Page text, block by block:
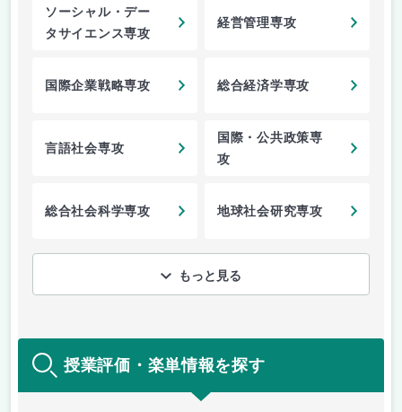
ソーシャル・デー
タサイエンス専攻
経営管理専攻
国際企業戦略専攻 総合経済学専攻
言語社会専攻
国際・公共政策専
攻
総合社会科学専攻 地球社会研究専攻
もっと見る
授業評価・楽単情報を探す